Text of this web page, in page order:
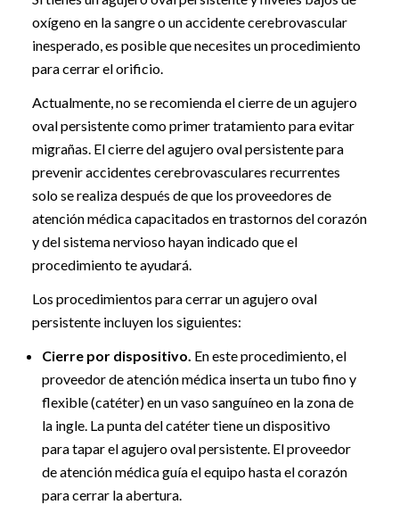
oxígeno en la sangre o un accidente cerebrovascular
inesperado, es posible que necesites un procedimiento
para cerrar el orificio.
Actualmente, no se recomienda el cierre de un agujero
oval persistente como primer tratamiento para evitar
migrañas. El cierre del agujero oval persistente para
prevenir accidentes cerebrovasculares recurrentes
solo se realiza después de que los proveedores de
atención médica capacitados en trastornos del corazón
y del sistema nervioso hayan indicado que el
procedimiento te ayudará.
Los procedimientos para cerrar un agujero oval
persistente incluyen los siguientes:
Cierre por dispositivo. En este procedimiento, el
proveedor de atención médica inserta un tubo fino y
flexible (catéter) en un vaso sanguíneo en la zona de
la ingle. La punta del catéter tiene un dispositivo
para tapar el agujero oval persistente. El proveedor
de atención médica guía el equipo hasta el corazón
para cerrar la abertura.